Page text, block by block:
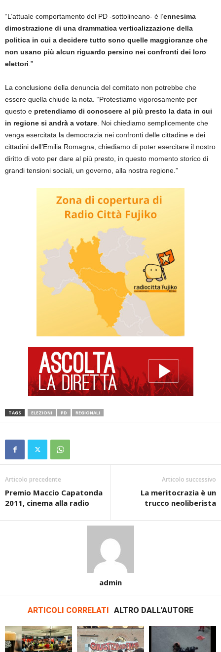
“L’attuale comportamento del PD -sottolineano- è l’ennesima
dimostrazione di una drammatica verticalizzazione della
politica in cui a decidere tutto sono quelle maggioranze che
non usano più alcun riguardo persino nei confronti dei loro
elettori .”
La conclusione della denuncia del comitato non potrebbe che
essere quella chiude la nota. “Protestiamo vigorosamente per
questo e pretendiamo di conoscere al più presto la data in cui
in regione si andrà a votare . Noi chiediamo semplicemente che
venga esercitata la democrazia nei confronti delle cittadine e dei
cittadini dell’Emilia Romagna, chiediamo di poter esercitare il nostro
diritto di voto per dare al più presto, in questo momento storico di
grandi tensioni sociali, un governo, alla nostra regione.”
TAGS ELEZIONI PD REGIONALI
Articolo precedente
Premio Maccio Capatonda
2011, cinema alla radio
Articolo successivo
La meritocrazia è un
trucco neoliberista
admin
ARTICOLI CORRELATI ALTRO DALL'AUTORE